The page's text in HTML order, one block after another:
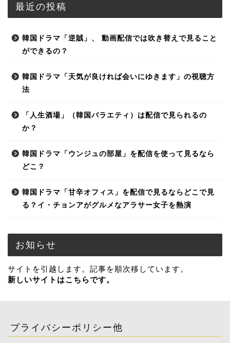
最近の投稿
韓国ドラマ「逆賊」、 動画配信では吹き替えで見ること
ができるの？
韓国ドラマ「天気が良ければ会いにゆきます」の視聴方
法
「人生酒場」（韓国バラエティ）は配信で見られるの
か？
韓国ドラマ「ウンジュの部屋」を配信を使って見るなら
どこ？
韓国ドラマ「甘辛オフィス」を配信で見るならどこで見
る？イ・チョンアがグルメなアラサー女子を熱演
お知らせ
サイトを引越します。記事を順次移しています。
新しいサイトはこちらです。
プライバシーポリシー他